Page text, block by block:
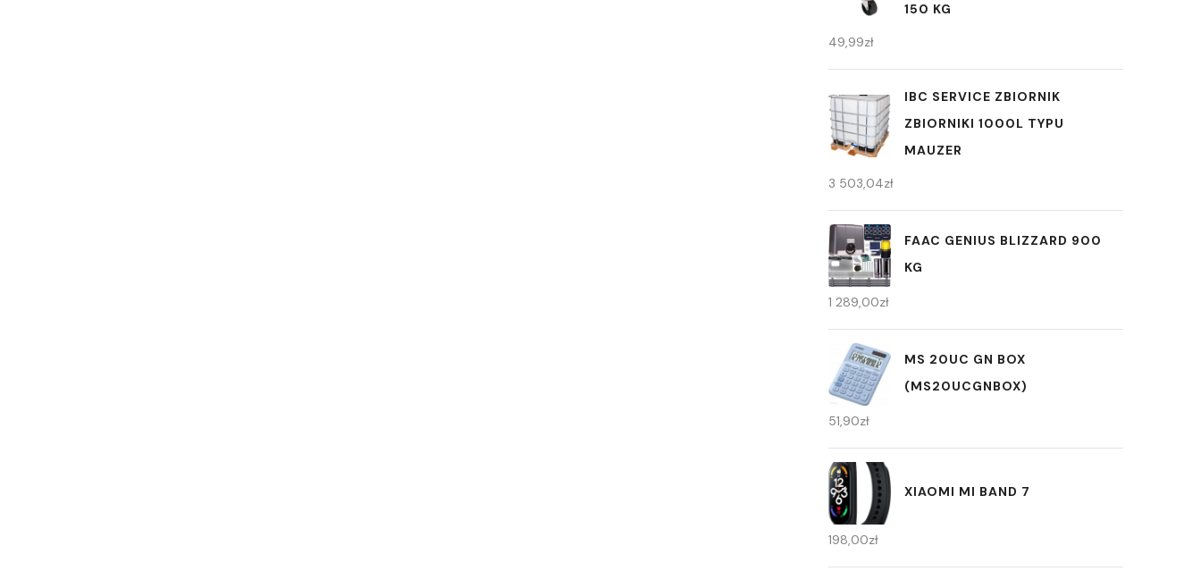
150 KG
49,99zł
IBC SERVICE ZBIORNIK
ZBIORNIKI 1000L TYPU
MAUZER
3 503,04zł
FAAC GENIUS BLIZZARD 900
KG
1 289,00zł
MS 20UC GN BOX
(MS20UCGNBOX)
51,90zł
XIAOMI MI BAND 7
198,00zł